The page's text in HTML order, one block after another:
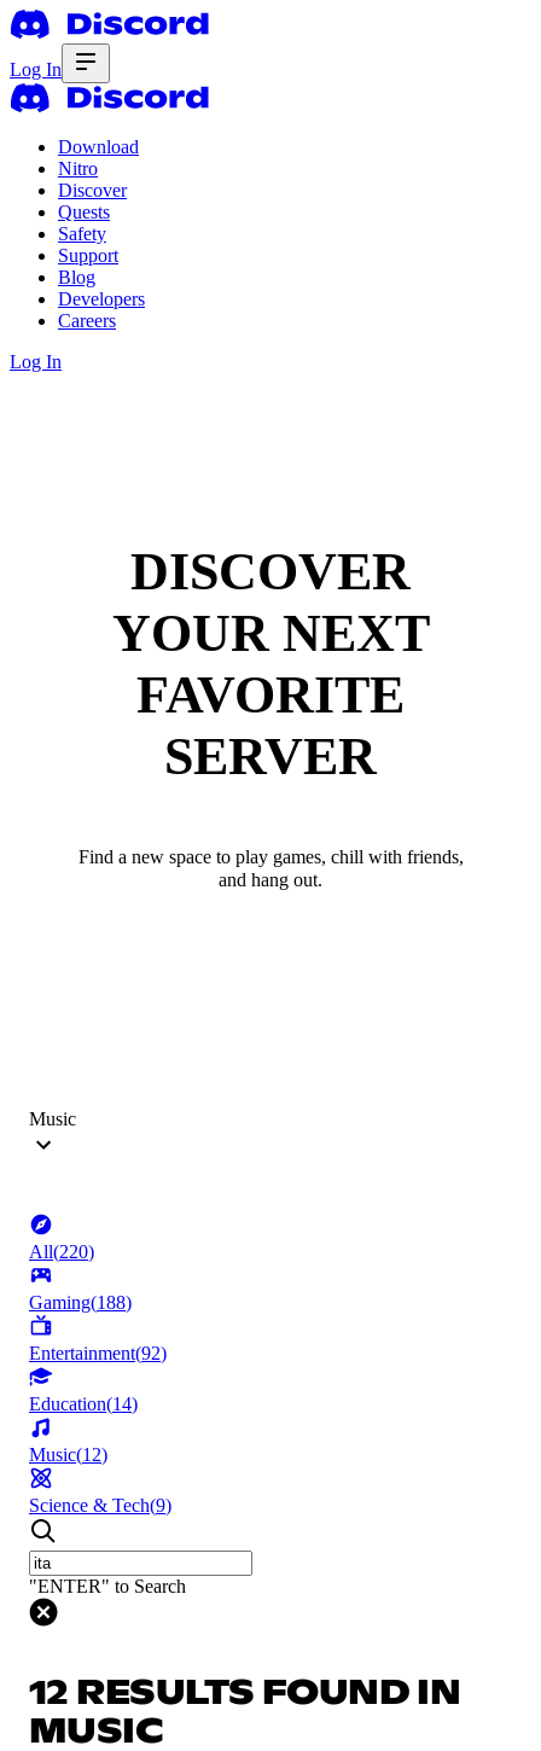
Log In
Download
Nitro
Discover
Quests
Safety
Support
Blog
Developers
Careers
Log In
DISCOVER
YOUR NEXT
FAVORITE
SERVER
Find a new space to play games, chill with friends,
and hang out.
Music
All(220)
Gaming(188)
Entertainment(92)
Education(14)
Music(12)
Science & Tech(9)
"ENTER" to Search
12 RESULTS FOUND IN
MUSIC